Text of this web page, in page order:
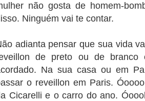
não gosta de homem-
Ninguém vai te contar.
adianta pensar que sua vida
de preto ou de branco
Na sua casa ou em
o reveillon em Paris.
Cicarelli e o carro do ano.